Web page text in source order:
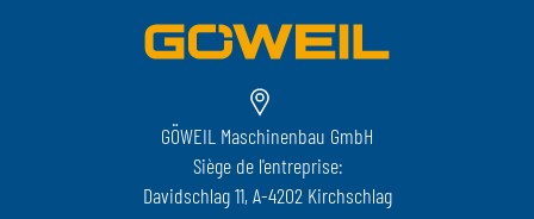
GÖWEIL Maschinenbau GmbH
Siège de l'entreprise:
Davidschlag 11, A-4202 Kirchschlag